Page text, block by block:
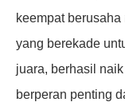
keempat
yang berekade
juara, berhasil
berperan penting